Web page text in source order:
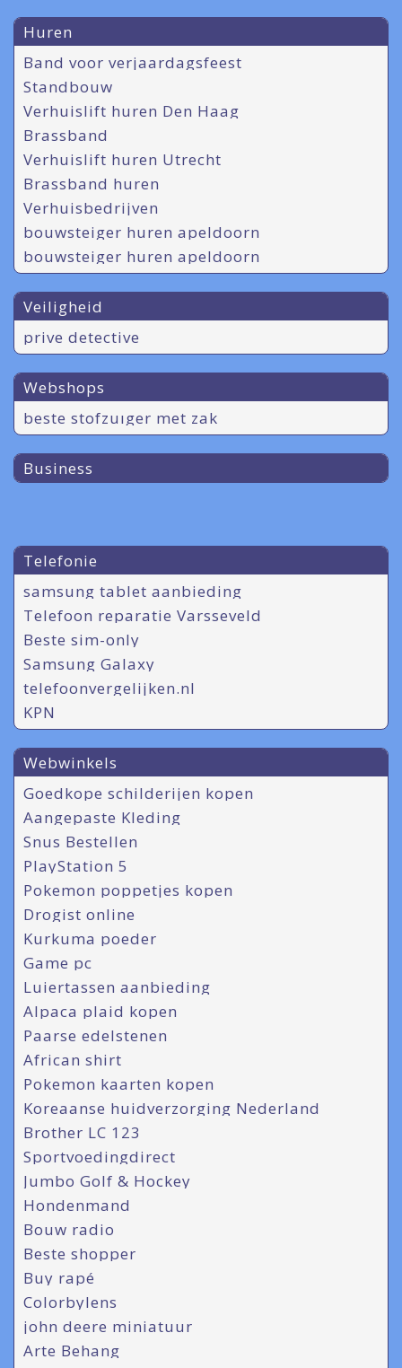
Huren
Band voor verjaardagsfeest
Standbouw
Verhuislift huren Den Haag
Brassband
Verhuislift huren Utrecht
Brassband huren
Verhuisbedrijven
bouwsteiger huren apeldoorn
bouwsteiger huren apeldoorn
Veiligheid
prive detective
Webshops
beste stofzuıger met zak
Business
Telefonie
samsung tablet aanbieding
Telefoon reparatie Varsseveld
Beste sim-only
Samsung Galaxy
telefoonvergelijken.nl
KPN
Webwinkels
Goedkope schilderijen kopen
Aangepaste Kleding
Snus Bestellen
PlayStation 5
Pokemon poppetjes kopen
Drogist online
Kurkuma poeder
Game pc
Luiertassen aanbieding
Alpaca plaid kopen
Paarse edelstenen
African shirt
Pokemon kaarten kopen
Koreaanse huidverzorging Nederland
Brother LC 123
Sportvoedingdirect
Jumbo Golf & Hockey
Hondenmand
Bouw radio
Beste shopper
Buy rapé
Colorbylens
john deere miniatuur
Arte Behang